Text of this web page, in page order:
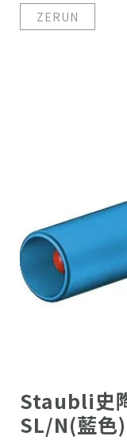
ZERUN
Staubli史
SL/N(藍色)